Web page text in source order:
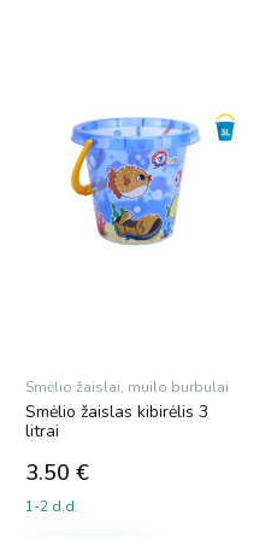
Smėlio žaislai, muilo burbulai
Smėlio žaislas kibirėlis 3
litrai
3.50 €
1-2 d.d.